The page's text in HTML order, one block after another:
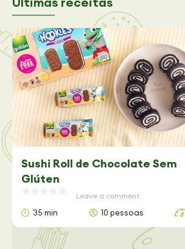
Sushi Roll de Chocolate Sem
Glúten
Leave a comment
35 min 10 pessoas